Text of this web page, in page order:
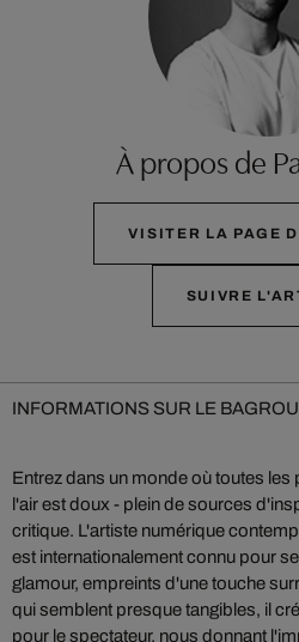
À propos de
VISITER LA PAGE
SUIVRE
INFORMATIONS SUR LE
Entrez dans un monde où toutes
l'air est doux - plein de sources
critique. L'artiste numérique
est internationalement connu pour
glamour, empreints d'une touche
qui semblent presque tangibles, il
pour le spectateur, nous donnant